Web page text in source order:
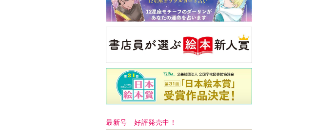
見知らぬ女性からの悪意 どうしたらよ
いか
中央公論新社の本
家運隆昌
幸運を招き入れる暮らし方
江原啓之 著 詳しくみる